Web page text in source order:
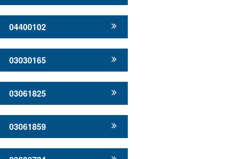
04400102
03030165
03061825
03061859